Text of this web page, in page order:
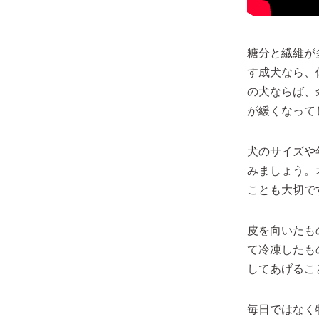
糖分と繊維が
す成犬なら、
の犬ならば、
が緩くなっ
犬のサイズ
みましょう。
ことも大切
皮を向いた
て冷凍した
してあげる
毎日ではなく